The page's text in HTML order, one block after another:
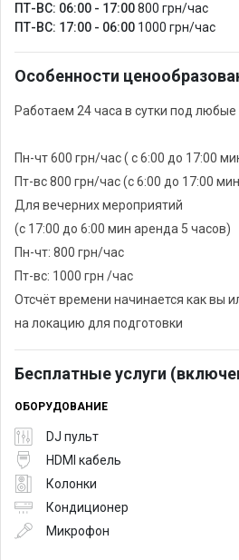
ПТ-ВС: 06:00 - 17:00800 грн/час
ПТ-ВС: 17:00 - 06:00 1000 грн/час
Особенности
Работаем 24 часа в сутки под любые
Пн-чт 600 грн/час ( с 6:00 до 17:00
Пт-вс 800 грн/час (с 6:00 до 17:00
Для вечерних мероприятий
(с 17:00 до 6:00 мин аренда 5 часов)
Пн-чт: 800 грн/час
Пт-вс: 1000 грн /час
Отсчёт времени начинается как вы
на локацию для подготовки
Бесплатные услуги
ОБОРУДОВАНИЕ
DJ пульт
HDMI кабель
Колонки
Кондиционер
Микрофон